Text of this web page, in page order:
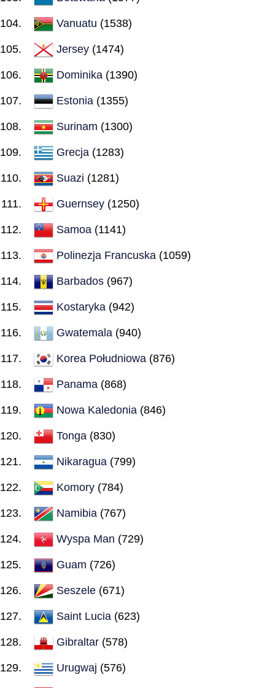
Vanuatu (1538)
Jersey (1474)
Dominika (1390)
Estonia (1355)
Surinam (1300)
Grecja (1283)
Suazi (1281)
Guernsey (1250)
Samoa (1141)
Polinezja Francuska (1059)
Barbados (967)
Kostaryka (942)
Gwatemala (940)
Korea Południowa (876)
Panama (868)
Nowa Kaledonia (846)
Tonga (830)
Nikaragua (799)
Komory (784)
Namibia (767)
Wyspa Man (729)
Guam (726)
Seszele (671)
Saint Lucia (623)
Gibraltar (578)
Urugwaj (576)